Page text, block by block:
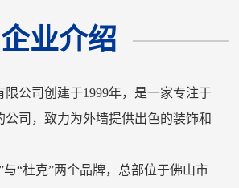
企业介绍
限公司创建于1999年，是一家专注于
公司，致力为外墙提供出色的装饰和
与“杜克”两个品牌，总部位于佛山市